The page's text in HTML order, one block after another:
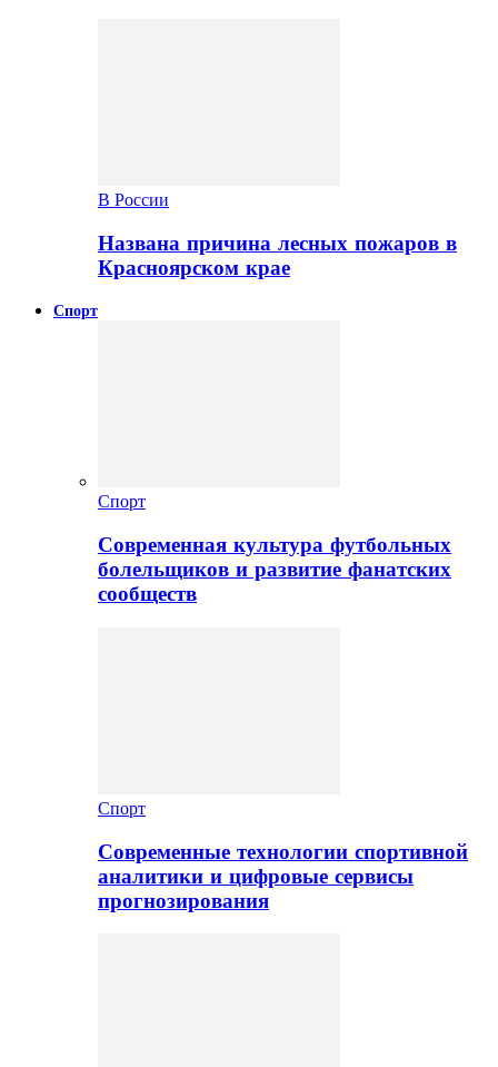
В России
Названа причина лесных пожаров в
Красноярском крае
Спорт
Спорт
Современная культура футбольных
болельщиков и развитие фанатских
сообществ
Спорт
Современные технологии спортивной
аналитики и цифровые сервисы
прогнозирования